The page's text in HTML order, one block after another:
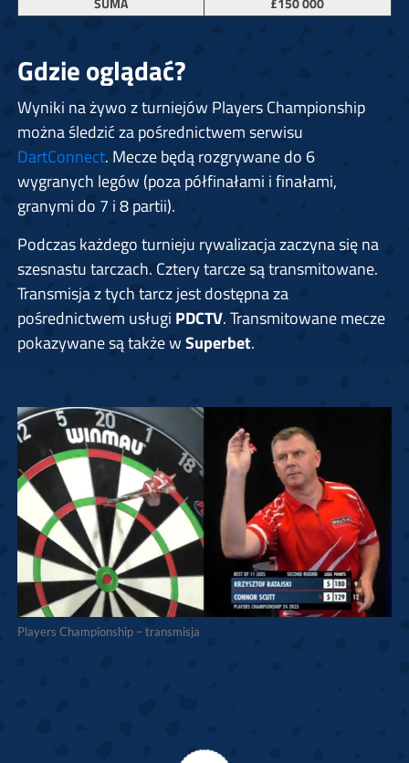
Gdzie oglądać?
Wyniki na żywo z turniejów Players Championship
można śledzić za pośrednictwem serwisu
DartConnect. Mecze będą rozgrywane do 6
wygranych legów (poza półfinałami i finałami,
granymi do 7 i 8 partii).
Podczas każdego turnieju rywalizacja zaczyna się na
szesnastu tarczach. Cztery tarcze są transmitowane.
Transmisja z tych tarcz jest dostępna za
pośrednictwem usługi PDCTV. Transmitowane mecze
pokazywane są także wSuperbet.
Players Championship – transmisja